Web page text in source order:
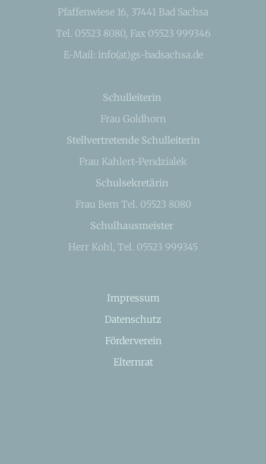
Pfaffenwiese 16, 37441 Bad Sachsa
Tel. 05523 8080, Fax 05523 999346
E-Mail: info(at)gs-badsachsa.de
Schulleiterin
Frau Goldhorn
Stellvertretende Schulleiterin
Frau Kahlert-Pendzialek
Schulsekretärin
Frau Bem Tel. 05523 8080
Schulhausmeister
Herr Kohl, Tel. 05523 999345
Impressum
Datenschutz
Förderverein
Elternrat